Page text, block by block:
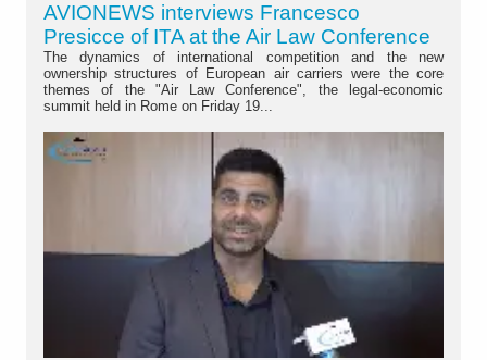
AVIONEWS interviews Francesco
Presicce of ITA at the Air Law Conference
The dynamics of international competition and the new
ownership structures of European air carriers were the core
themes of the "Air Law Conference", the legal-economic
summit held in Rome on Friday 19...